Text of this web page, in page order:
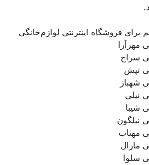
برای فروشگاه اینترنتی لوازم‌خانگی
مهرآرا
سراج
تپش
شهباز
نیلی
شیبا
نیلگون
مهتاب
مارال
سلوا